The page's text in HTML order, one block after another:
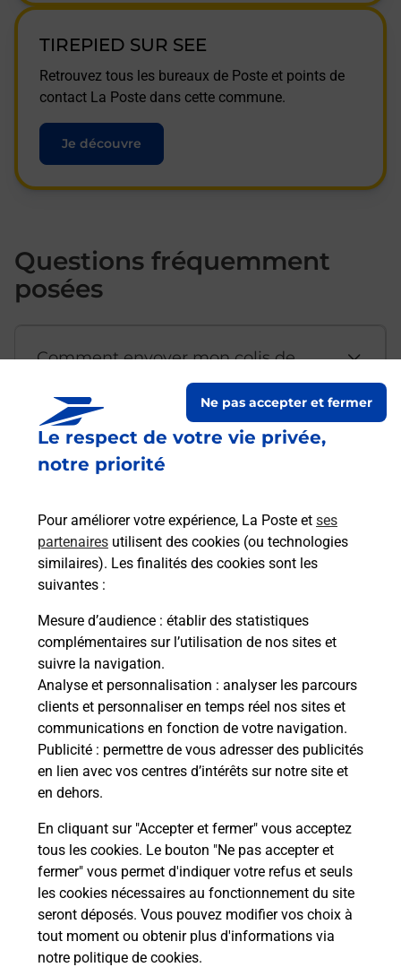
Le respect de votre vie privée,
notre priorité
Pour améliorer votre expérience, La Poste et ses
partenaires utilisent des cookies (ou technologies
similaires). Les finalités des cookies sont les
suivantes :
Mesure d’audience : établir des statistiques
complémentaires sur l’utilisation de nos sites et
suivre la navigation.
Analyse et personnalisation : analyser les parcours
clients et personnaliser en temps réel nos sites et
communications en fonction de votre navigation.
Publicité : permettre de vous adresser des publicités
en lien avec vos centres d’intérêts sur notre site et
en dehors.
En cliquant sur "Accepter et fermer" vous acceptez
tous les cookies. Le bouton "Ne pas accepter et
fermer" vous permet d'indiquer votre refus et seuls
les cookies nécessaires au fonctionnement du site
seront déposés. Vous pouvez modifier vos choix à
tout moment ou obtenir plus d'informations via
notre politique de cookies.
Ne pas accepter et fermer
TIREPIED SUR SEE
Retrouvez tous les bureaux de Poste et points de
contact La Poste dans cette commune.
Je découvre
Questions fréquemment
posées
Comment envoyer mon colis de
Est-il possible d’acheter un
emballage directement depuis un
Comment demander une
modification de livraison ?
Comment La Poste participe-t-elle
à votre sécurité au quotidien ?
Puis-je passer mon code de la route
avec La Poste et sous quelles
conditions ?
Localiser Liste Manche ST QUENTIN SUR LE HOMME